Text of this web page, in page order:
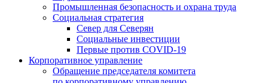
Промышленная безопасность и охрана труда
Социальная стратегия
Север для Северян
Социальные инвестиции
Первые против COVID‑19
Корпоративное управление
Обращение председателя комитета